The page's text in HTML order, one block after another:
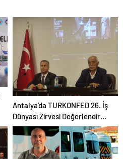
Antalya’da TURKONFED 26. İş
Dünyası Zirvesi Değerlendirme
Toplantısı Yapıldı